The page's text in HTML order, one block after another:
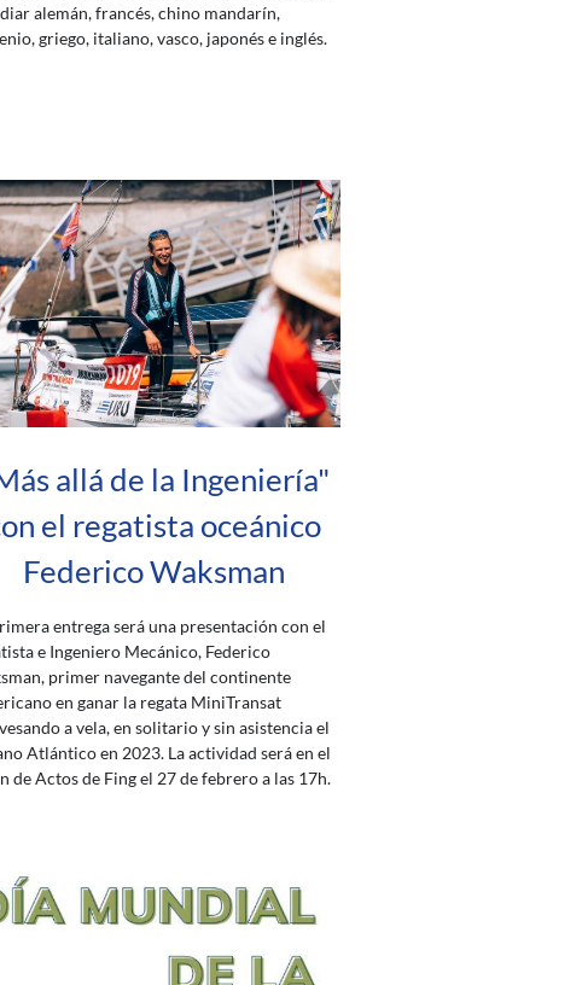
alemán, francés, chino mandarín,
griego, italiano, vasco, japonés e inglés.
allá de la Ingeniería"
el regatista oceánico
Federico Waksman
entrega será una presentación con el
e Ingeniero Mecánico, Federico
primer navegante del continente
en ganar la regata MiniTransat
a vela, en solitario y sin asistencia el
Atlántico en 2023. La actividad será en el
de Actos de Fing el 27 de febrero a las 17h.